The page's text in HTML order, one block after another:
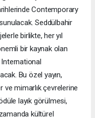
Contemporary
Seddülbahir
birlikte, her yıl
bir kaynak olan
Bu özel yayın,
ve mimarlık çevrelerine
layık görülmesi,
kültürel